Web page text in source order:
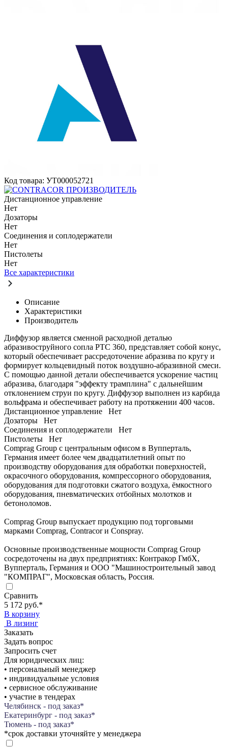
Код товара: УТ000052721
ПРОИЗВОДИТЕЛЬ
Дистанционное управление
Нет
Дозаторы
Нет
Соединения и соплодержатели
Нет
Пистолеты
Нет
Все характеристики
Описание
Характеристики
Производитель
Диффузор является сменной расходной деталью
абразивоструйного сопла PTC 360, представляет собой конус,
который обеспечивает рассредоточение абразива по кругу и
формирует кольцевидный поток воздушно-абразивной смеси.
С помощью данной детали обеспечивается ускорение частиц
абразива, благодаря "эффекту трамплина" с дальнейшим
отклонением струи по кругу. Диффузор выполнен из карбида
вольфрама и обеспечивает работу на протяжении 400 часов.
Дистанционное управление
Нет
Дозаторы
Нет
Соединения и соплодержатели
Нет
Пистолеты
Нет
Comprag Group с центральным офисом в Вупперталь,
Германия имеет более чем двадцатилетний опыт по
производству оборудования для обработки поверхностей,
окрасочного оборудования, компрессорного оборудования,
оборудования для подготовки сжатого воздуха, ёмкостного
оборудования, пневматических отбойных молотков и
бетоноломов.
Comprag Group выпускает продукцию под торговыми
марками Comprag, Contracor и Conspray.
Основные производственные мощности Comprag Group
сосредоточены на двух предприятиях: Контракор ГмбХ,
Вупперталь, Германия и ООО "Машиностроительный завод
"КОМПРАГ", Московская область, Россия.
Сравнить
5 172 руб.*
В корзину
В лизинг
Заказать
Задать вопрос
Запросить счет
Для юридических лиц:
• персональный менеджер
• индивидуальные условия
• сервисное обслуживание
• участие в тендерах
Челябинск - под заказ*
Екатеринбург - под заказ*
Тюмень - под заказ*
*срок доставки уточняйте у менеджера